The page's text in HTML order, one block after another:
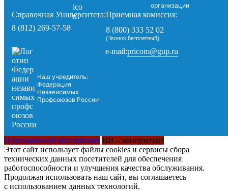
организации
Справочная Университета:
8 (812) 269-57-58
Приемная комиссия:
8 (800) 333 52 02
(Звонок бесплатный)
Наш учредитель:
Федерация
Независимых
Профсоюзов России
e-mail:pricom@gup.ru
Персональный консультант ИИ – консультант
Этот сайт использует файлы cookies и сервисы сбора
технических данных посетителей для обеспечения
работоспособности и улучшения качества обслуживания.
Продолжая использовать наш сайт, вы соглашаетесь
с использованием данных технологий.